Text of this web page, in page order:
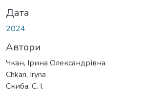
Дата
2024
Автори
Чкан, Ірина Олександрівна
Chkan, Iryna
Скиба, С. І.